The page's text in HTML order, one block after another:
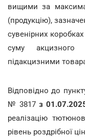
вищими за
(продукцію),
сувенірних
суму акцизного
підакцизними
Відповідно до
№ 3817 з
реалізацію
рівень роздрібної